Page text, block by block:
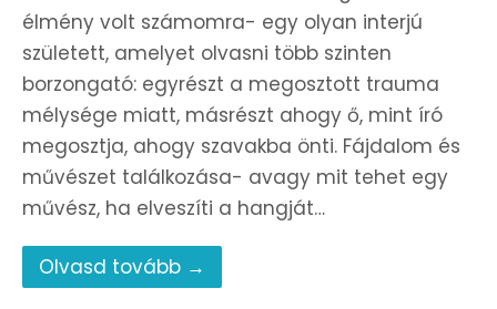
élmény volt számomra- egy olyan interjú
született, amelyet olvasni több szinten
borzongató: egyrészt a megosztott trauma
mélysége miatt, másrészt ahogy ő, mint író
megosztja, ahogy szavakba önti. Fájdalom és
művészet találkozása- avagy mit tehet egy
művész, ha elveszíti a hangját…
Olvasd tovább →